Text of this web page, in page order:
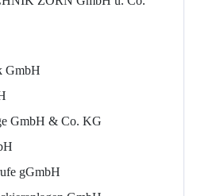
GmbH
GmbH & Co. KG
gGmbH